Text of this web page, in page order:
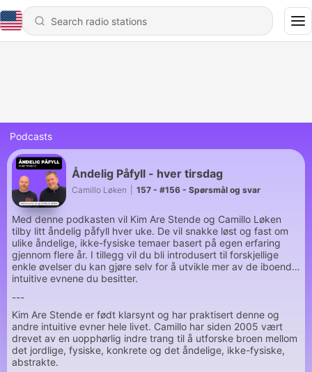
Podcasts
Åndelig Påfyll - hver tirsdag
Camillo Løken 157 - #156 - Spørsmål og svar
Med denne podkasten vil Kim Are Stende og Camillo Løken
tilby litt åndelig påfyll hver uke. De vil snakke løst og fast om
ulike åndelige, ikke-fysiske temaer basert på egen erfaring
gjennom flere år. I tillegg vil du bli introdusert til forskjellige
enkle øvelser du kan gjøre selv for å utvikle mer av de iboende
intuitive evnene du besitter.
---
Kim Are Stende er født klarsynt og har praktisert denne og
andre intuitive evner hele livet. Camillo har siden 2005 vært
drevet av en uopphørlig indre trang til å utforske broen mellom
det jordlige, fysiske, konkrete og det åndelige, ikke-fysiske,
abstrakte.